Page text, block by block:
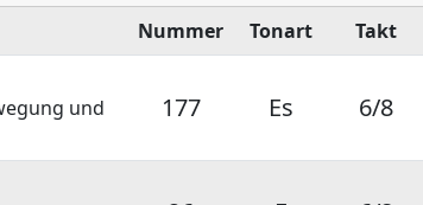
Nummer Tonart Takt
und
177 Es 6/8